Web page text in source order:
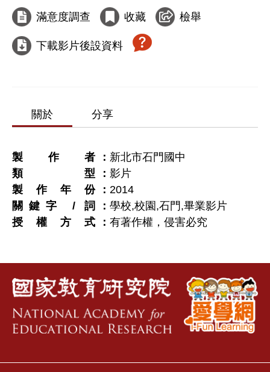
滿意度調查 收藏 檢舉
下載影片後設資料
關於 分享
製作者
新北市石門國中
類型
影片
製作年份
2014
關鍵字 / 詞
學校,校園,石門,畢業影片
授權方式
有著作權，侵害必究